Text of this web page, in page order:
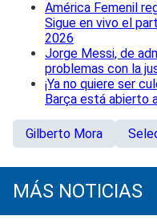
América Femenil
Sigue en vivo el
2026
Jorge Messi, de
problemas con la
¡Ya no quiere ser
Barça está abierto
Gilberto Mora
MÁS NOTICIAS